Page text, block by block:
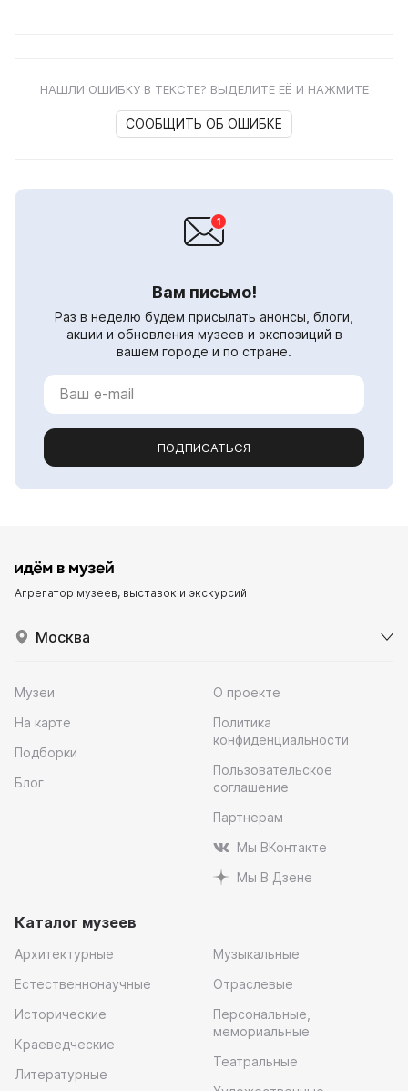
НАШЛИ ОШИБКУ В ТЕКСТЕ? ВЫДЕЛИТЕ ЕЁ И НАЖМИТЕ
СООБЩИТЬ ОБ ОШИБКЕ
Вам письмо!
Раз в неделю будем присылать анонсы, блоги,
акции и обновления музеев и экспозиций в
вашем городе и по стране.
ПОДПИСАТЬСЯ
Агрегатор музеев, выставок и экскурсий
Москва
Музеи
На карте
Подборки
Блог
О проекте
Политика
конфиденциальности
Пользовательское
соглашение
Партнерам
Мы ВКонтакте
Мы В Дзене
Каталог музеев
Архитектурные
Естественнонаучные
Исторические
Краеведческие
Литературные
Музыкальные
Отраслевые
Персональные,
мемориальные
Театральные